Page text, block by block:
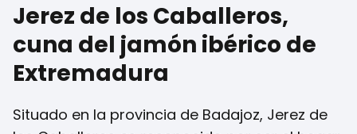
Jerez de los Caballeros,
cuna del jamón ibérico de
Extremadura
Situado en la provincia de Badajoz, Jerez de